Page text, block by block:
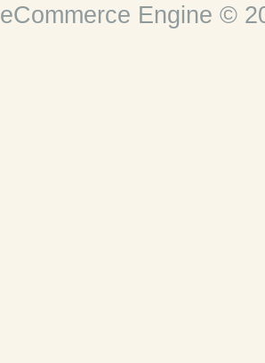
eCommerce Engine ©